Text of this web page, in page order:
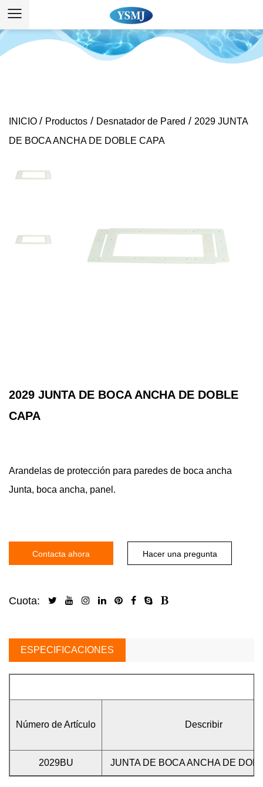
INICIO / Productos / Desnatador de Pared / 2029 JUNTA
DE BOCA ANCHA DE DOBLE CAPA
2029 JUNTA DE BOCA ANCHA DE DOBLE
CAPA
Arandelas de protección para paredes de boca ancha
Junta, boca ancha, panel.
Contacta ahora Hacer una pregunta
Cuota:
ESPECIFICACIONES
Número de Artículo Describir
2029BU JUNTA DE BOCA ANCHA DE